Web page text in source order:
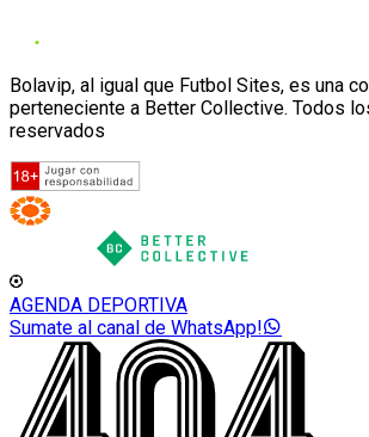
Bolavip, al igual que Futbol Sites, es una
perteneciente a Better Collective. Todos
reservados
AGENDA DEPORTIVA
Sumate al canal de WhatsApp!